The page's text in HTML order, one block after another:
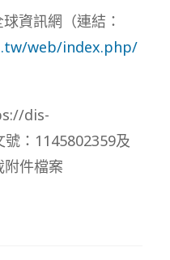
資訊網（連結：
web/index.php/
dis-
：1145802359及
附件檔案